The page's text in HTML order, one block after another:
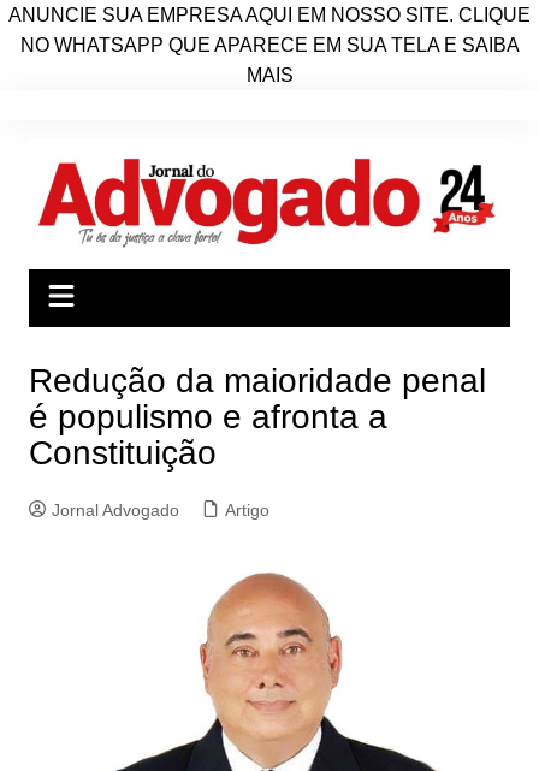
ANUNCIE SUA EMPRESA AQUI EM NOSSO SITE. CLIQUE
NO WHATSAPP QUE APARECE EM SUA TELA E SAIBA
MAIS
conteúdo
Redução da maioridade penal
é populismo e afronta a
Constituição
Jornal Advogado Artigo